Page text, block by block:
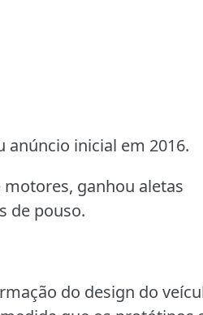
inicial em 2016.
ganhou aletas
de pouso.
do design do